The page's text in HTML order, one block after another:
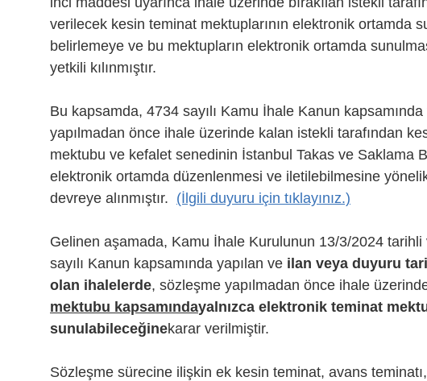
verilecek kesin teminat mektuplarının elektronik ortamda
belirlemeye ve bu mektupların elektronik ortamda
yetkili kılınmıştır.
Bu kapsamda, 4734 sayılı Kamu İhale Kanun
yapılmadan önce ihale üzerinde kalan istekli tarafından
mektubu ve kefalet senedinin İstanbul Takas ve Saklama
elektronik ortamda düzenlenmesi ve iletilebilmesine
devreye alınmıştır. (İlgili duyuru için tıklayınız.)
Gelinen aşamada, Kamu İhale Kurulunun 13/3/2024 tarihli
sayılı Kanun kapsamında yapılan ve ilan veya duyuru
olan ihalelerde, sözleşme yapılmadan önce ihale
mektubu kapsamındayalnızca elektronik teminat
sunulabileceğinekarar verilmiştir.
Sözleşme sürecine ilişkin ek kesin teminat, avans